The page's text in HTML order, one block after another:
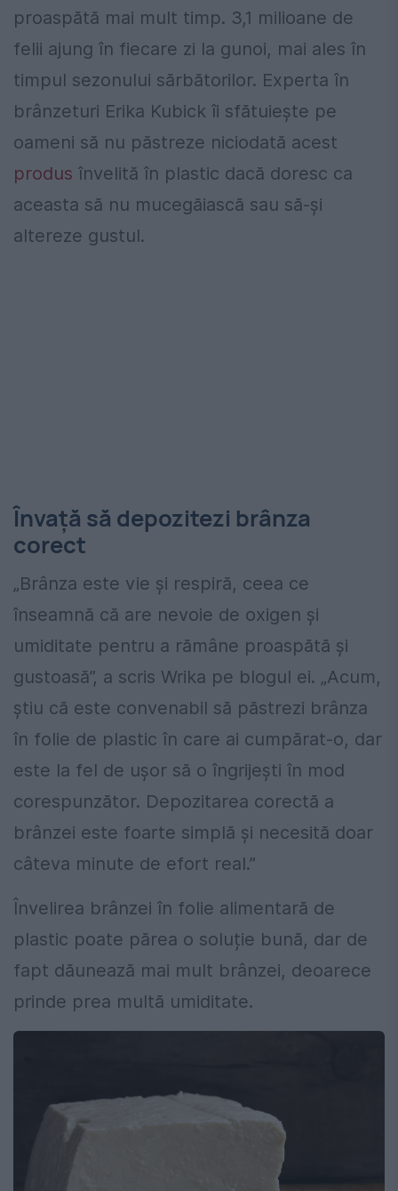
proaspătă mai mult timp. 3,1 milioane de
felii ajung în fiecare zi la gunoi, mai ales în
timpul sezonului sărbătorilor. Experta în
brânzeturi Erika Kubick îi sfătuiește pe
oameni să nu păstreze niciodată acest
produs învelită în plastic dacă doresc ca
aceasta să nu mucegăiască sau să-și
altereze gustul.
Învață să depozitezi brânza
corect
„Brânza este vie și respiră, ceea ce
înseamnă că are nevoie de oxigen și
umiditate pentru a rămâne proaspătă și
gustoasă”, a scris Wrika pe blogul ei. „Acum,
știu că este convenabil să păstrezi brânza
în folie de plastic în care ai cumpărat-o, dar
este la fel de ușor să o îngrijești în mod
corespunzător. Depozitarea corectă a
brânzei este foarte simplă și necesită doar
câteva minute de efort real.”
Învelirea brânzei în folie alimentară de
plastic poate părea o soluție bună, dar de
fapt dăunează mai mult brânzei, deoarece
prinde prea multă umiditate.